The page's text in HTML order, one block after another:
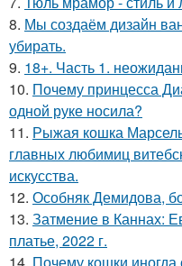
8. Мы создаём дизайн
убирать.
9. 18+. Часть 1.
10. Почему принцесса
одной руке носила?
11. Рыжая кошка
главных любимиц
искусства.
12. Особняк Демидова,
13. Затмение в Каннах:
платье, 2022 г.
14. Почему кошки иногда